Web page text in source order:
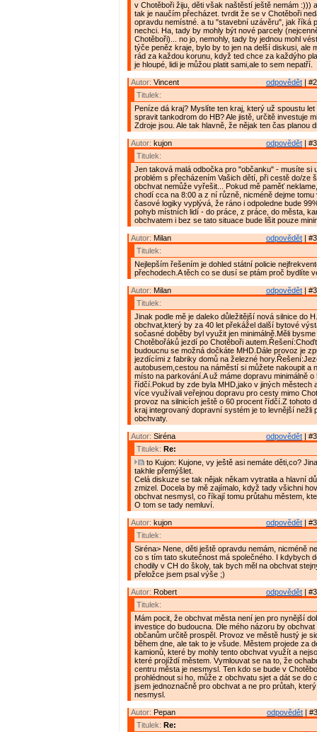
v Chotěboři žiju, děti však naštěstí ještě nemám :)))
tak je naučím přecházet. tvrdit že se v Chotěboři
opravdu nemístné. a tu "stavební uzávěru", jak říká
nechci. Ha, tady by mohly být nové parcely
Chotěboři)... no jo, nemohly, tady by jednou mohl
týče peněz kraje, bylo by to jen na delší diskusi, ale
rád za každou korunu, když ted chce za každýho
je hloupé, lidi je můžou platit sami,ale to sem nepatří.
odpovědět |
Autor: Vincent
Titulek:
Peníze dá kraj? Myslíte ten kraj, který už spoustu let
spravit tankodrom do HB? Ale jistě, určitě investuje
Zdroje jsou. Ale tak hlavně, že nějak ten čas planou
odpovědět |
Autor: kujon
Titulek:
Jen taková malá odbočka pro "občanku" - musíte si
problém s přecházením Vašich dětí, při cestě do/ze
obchvat nemůže vyřešit... Pokud mě paměť
chodí cca na 8:00 a z ní různě, nicméně dejme tomu
časové logiky vyplývá, že ráno i odpoledne bude
pohyb místních lidí - do práce, z práce, do města,
obchvatem i bez se tato situace bude lišit pouze
odpovědět |
Autor: Milan
Titulek:
Nejlepším řešením je dohled státní policie
přechodech.A těch co se dusí se ptám proč bydlíte
odpovědět |
Autor: Milan
Titulek:
Jinak podle mě je daleko důležitější nová silnice do
obchvat,který by za 40 let překážel další bytové
sočasné doběby byl využit jen minimálně.Měli
Chotěbořáků jezdí po Chotěboři
budoucnu se možná dočkáte MHD.Dále provoz je
jezdícími z fabriky domů na železné
autobusem,cestou na náměstí si můžete nakoupit a
místo na parkování.A už máme dopravu minimálně o
řídčí.Pokud by zde byla MHD,jako v jiných městech
více využívali veřejnou dopravu pro cesty mimo
provoz na silnicích ještě o 60 procent řídčí.Z tohoto
kraj integrovaný dopravní systém je to levnější nežli
obchvaty.
odpovědět |
Autor: Siréna
Titulek: Re:
to Kujon: Kujone, vy ještě asi nemáte děti,co?
takhle přemýšlet.
Celá diskuze se tak nějak někam vytratila a hlavní
zmizel. Docela by mě zajímalo, když tady všichni
obchvat nesmysl, co říkají tomu průtahu městem,
O tom se tady nemluví.
odpovědět |
Autor: kujon
Titulek:
Siréna> Nene, děti ještě opravdu nemám, nicméně
co s tím tato skutečnost má společného. I kdybych
chodily v CH do školy, tak bych měl na obchvat
přeložce jsem psal výše ;)
odpovědět |
Autor: Robert
Titulek:
Mám pocit, že obchvat města není jen pro nynější
investice do budoucna. Dle mého názoru by
občanům určitě prospěl. Provoz ve městě hustý je
během dne, ale tak to je všude. Městem projede za
kamionů, které by mohly tento obchvat využít a
které projíždí městem. Vymlouvat se na to, že
centru města je nesmysl. Ten kdo se bude v
prohlédnout si ho, může z obchvatu sjet a dát se do
jsem jednoznačně pro obchvat a ne pro průtah,
nesmysl.
odpovědět |
Autor: Pepan
Titulek: Re: